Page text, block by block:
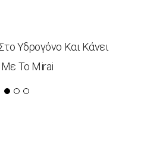
Υδρογόνο Και Κάνει
Με Το Mirai